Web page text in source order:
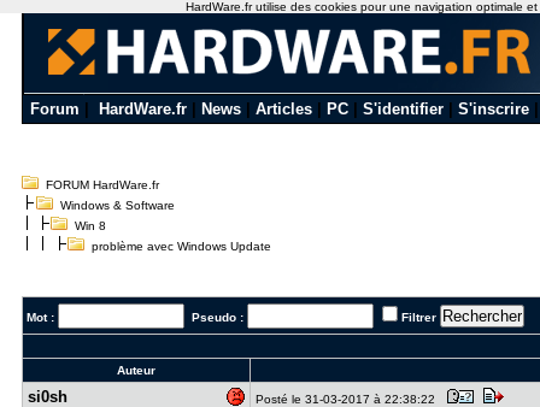
Forum HardWare.fr News Articles PC S'identifier S'inscrire
FORUM HardWare.fr
Windows & Software
Win 8
problème avec Windows Update
Mot : Pseudo : Filtrer
Auteur
si0sh Posté le 31-03-2017 à 22:38:22
HardWare.fr utilise des cookies pour une navigation optimale